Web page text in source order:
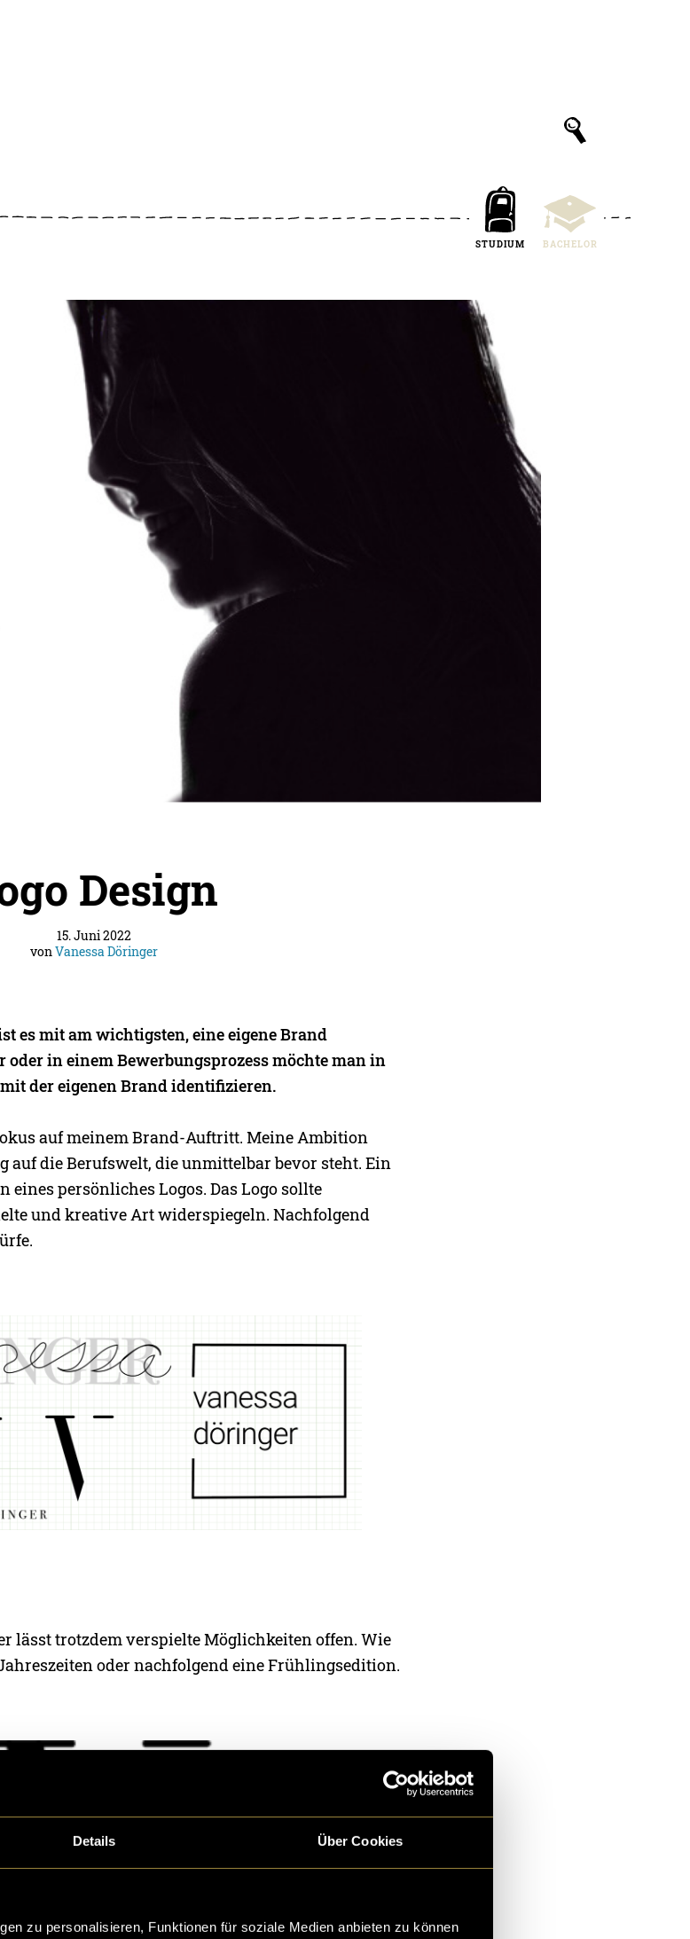
Details Über Cookies
zu personalisieren, Funktionen für soziale Medien anbieten zu können
STUDIUM BACHELOR
Design
15. Juni 2022
vonVanessa Döringer
es mit am wichtigsten, eine eigene Brand
oder in einem Bewerbungsprozess möchte man in
der eigenen Brand identifizieren.
auf meinem Brand-Auftritt. Meine Ambition
auf die Berufswelt, die unmittelbar bevor steht. Ein
eines persönliches Logos. Das Logo sollte
und kreative Art widerspiegeln. Nachfolgend
lässt trotzdem verspielte Möglichkeiten offen. Wie
oder nachfolgend eine Frühlingsedition.